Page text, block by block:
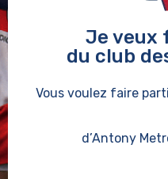
Je veux
du club
Vous voulez faire
d’Antony